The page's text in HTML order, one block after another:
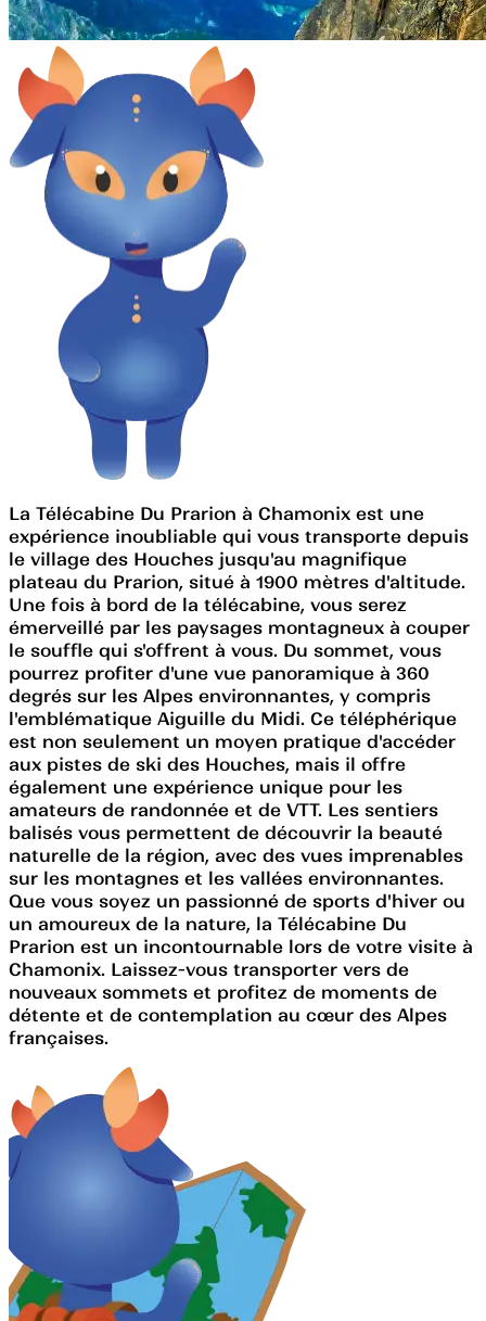
La Télécabine Du Prarion à Chamonix est une
expérience inoubliable qui vous transporte depuis
le village des Houches jusqu'au magnifique
plateau du Prarion, situé à 1900 mètres d'altitude.
Une fois à bord de la télécabine, vous serez
émerveillé par les paysages montagneux à couper
le souffle qui s'offrent à vous. Du sommet, vous
pourrez profiter d'une vue panoramique à 360
degrés sur les Alpes environnantes, y compris
l'emblématique Aiguille du Midi. Ce téléphérique
est non seulement un moyen pratique d'accéder
aux pistes de ski des Houches, mais il offre
également une expérience unique pour les
amateurs de randonnée et de VTT. Les sentiers
balisés vous permettent de découvrir la beauté
naturelle de la région, avec des vues imprenables
sur les montagnes et les vallées environnantes.
Que vous soyez un passionné de sports d'hiver ou
un amoureux de la nature, la Télécabine Du
Prarion est un incontournable lors de votre visite à
Chamonix. Laissez-vous transporter vers de
nouveaux sommets et profitez de moments de
détente et de contemplation au cœur des Alpes
françaises.